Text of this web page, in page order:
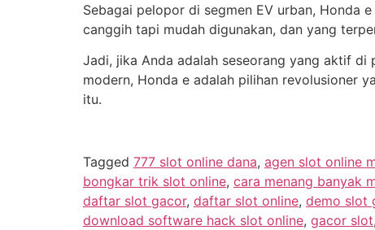
Sebagai pelopor di segmen EV urban, Honda
canggih tapi mudah digunakan, dan yang
Jadi, jika Anda adalah seseorang yang aktif di
modern, Honda e adalah pilihan revolusioner
itu.
Tagged 777 slot online dana, agen slot online
bongkar trik slot online, cara menang banyak
daftar slot gacor, daftar slot online, demo slot
download software hack slot online, gacor slot,